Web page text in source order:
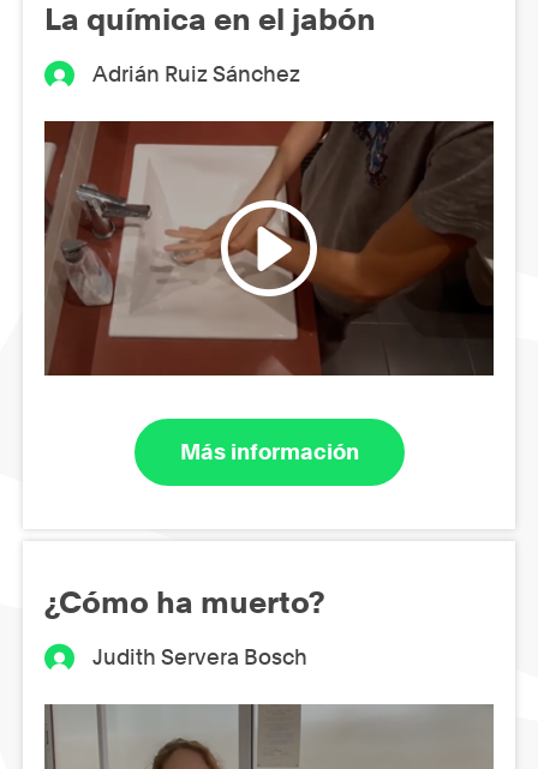
La química en el jabón
Adrián Ruiz Sánchez
Más información
¿Cómo ha muerto?
Judith Servera Bosch